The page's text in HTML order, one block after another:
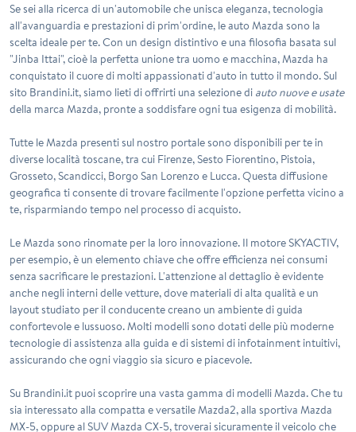
Se sei alla ricerca di un'automobile che unisca eleganza, tecnologia
all'avanguardia e prestazioni di prim'ordine, leauto Mazda sono la
scelta ideale per te. Con un design distintivo e una filosofia basata sul
"Jinba Ittai", cioè la perfetta unione tra uomo e macchina, Mazda ha
conquistato il cuore di molti appassionati d'auto in tutto il mondo. Sul
sito Brandini.it, siamo lieti di offrirti una selezione di auto nuove e usate
della marca Mazda, pronte a soddisfare ogni tua esigenza di mobilità.
Tutte le Mazda presenti sul nostro portale sono disponibili per te in
diverse località toscane, tra cui Firenze, Sesto Fiorentino, Pistoia,
Grosseto, Scandicci, Borgo San Lorenzo e Lucca. Questa diffusione
geografica ti consente di trovare facilmente l'opzione perfetta vicino a
te, risparmiando tempo nel processo di acquisto.
LeMazda sono rinomate per la loro innovazione. Il motore SKYACTIV,
per esempio, è un elemento chiave che offre efficienza nei consumi
senza sacrificare le prestazioni. L'attenzione al dettaglio è evidente
anche negli interni delle vetture, dove materiali di alta qualità e un
layout studiato per il conducente creano un ambiente di guida
confortevole e lussuoso. Molti modelli sono dotati delle più moderne
tecnologie di assistenza alla guida e di sistemi di infotainment intuitivi,
assicurando che ogni viaggio sia sicuro e piacevole.
Su Brandini.it puoi scoprire una vasta gamma di modelli Mazda. Che tu
sia interessato alla compatta e versatile Mazda2, alla sportiva Mazda
MX-5, oppure al SUV Mazda CX-5, troverai sicuramente il veicolo che